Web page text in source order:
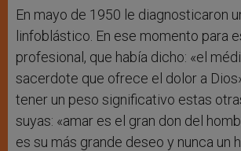
En mayo de 1950 le diagnosticaron
linfoblástico. En ese momento para
profesional, que había dicho: «el
sacerdote que ofrece el dolor a
tener un peso significativo estas
suyas: «amar es el gran don del
es su más grande deseo y nunca un